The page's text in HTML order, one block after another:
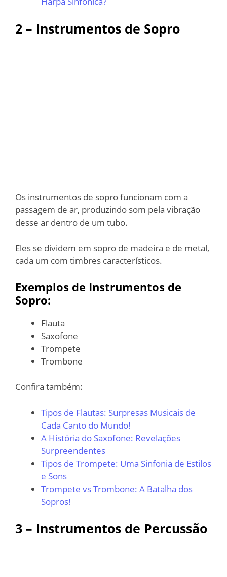
2 – Instrumentos de Sopro
Os instrumentos de sopro funcionam com a
passagem de ar, produzindo som pela vibração
desse ar dentro de um tubo.
Eles se dividem em sopro de madeira e de metal,
cada um com timbres característicos.
Exemplos de Instrumentos de
Sopro:
Flauta
Saxofone
Trompete
Trombone
Confira também:
Tipos de Flautas: Surpresas Musicais de
Cada Canto do Mundo!
A História do Saxofone: Revelações
Surpreendentes
Tipos de Trompete: Uma Sinfonia de Estilos
e Sons
Trompete vs Trombone: A Batalha dos
Sopros!
3 – Instrumentos de Percussão